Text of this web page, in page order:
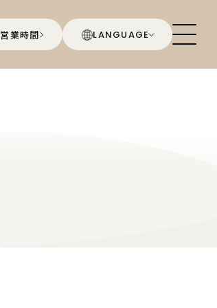
営業時間 LANGUAGE